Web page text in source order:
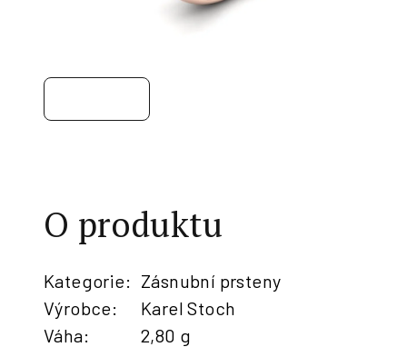
O produktu
Kategorie: Zásnubní prsteny
Výrobce:
Karel Stoch
Váha:
2,80 g